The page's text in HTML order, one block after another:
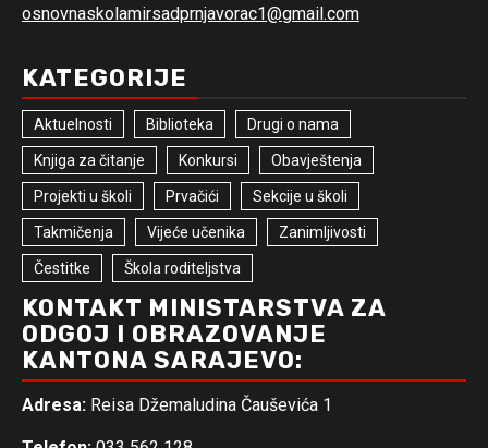
osnovnaskolamirsadprnjavorac1@gmail.com
KATEGORIJE
Aktuelnosti Biblioteka Drugi o nama
Knjiga za čitanje Konkursi Obavještenja
Projekti u školi Prvačići Sekcije u školi
Takmičenja Vijeće učenika Zanimljivosti
Čestitke Škola roditeljstva
KONTAKT MINISTARSTVA ZA
ODGOJ I OBRAZOVANJE
KANTONA SARAJEVO:
Adresa: Reisa Džemaludina Čauševića 1